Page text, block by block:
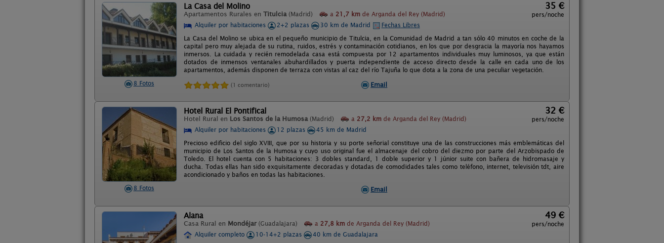
8 Fotos
La Casa del Molino
Apartamentos Rurales en Titulcia (Madrid) a 21,7 km de Arganda del Rey (Madrid)
35 €
pers/noche
Alquiler por habitaciones
2+2 plazas 30 km de Madrid
Fechas Libres
La Casa del Molino se ubica en el pequeño municipio de Titulcia, en la Comunidad de Madrid a tan sólo 40 minutos en coche de la
capital pero muy alejada de su rutina, ruidos, estrés y contaminación cotidianos, en los que por desgracia la mayoría nos hayamos
inmersos. La cuidada y recién remodelada casa está compuesta por 12 apartamentos individuales muy luminosos, ya que están
dotados de inmensos ventanales abuhardillados y puerta independiente de acceso directo desde la calle en cada uno de los
apartamentos, además disponen de terraza con vistas al caz del río Tajuña lo que dota a la zona de una peculiar vegetación.
(1 comentario) Email
8 Fotos
Hotel Rural El Pontifical
Hotel Rural en Los Santos de la Humosa (Madrid) a 27,2 km de Arganda del Rey (Madrid)
32 €
pers/noche
Alquiler por habitaciones
12 plazas
45 km de Madrid
Precioso edificio del siglo XVIII, que por su historia y su porte señorial constituye una de las construcciones más emblemáticas del
municipio de Los Santos de la Humosa y cuyo uso original fue el almacenaje del cobro del diezmo por parte del Arzobispado de
Toledo. El hotel cuenta con 5 habitaciones: 3 dobles standard, 1 doble superior y 1 júnior suite con bañera de hidromasaje y
ducha. Todas ellas han sido exquisitamente decoradas y dotadas de comodidades tales como teléfono, internet, televisión tdt, aire
acondicionado y baños en todas las habitaciones.
Email
Alana
Casa Rural en Mondéjar (Guadalajara) a 27,8 km de Arganda del Rey (Madrid)
49 €
pers/noche
Alquiler completo
10-14+2 plazas
40 km de Guadalajara